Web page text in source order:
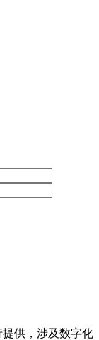
供，涉及数字化